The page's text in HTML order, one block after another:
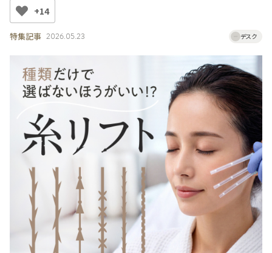
+14
特集記事 2026.05.23 デスク